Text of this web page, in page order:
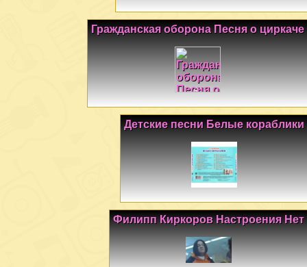
Гражданская оборона Песня о циркаче
Детские песни Белые кораблики
Филипп Киркоров Настроения Нет